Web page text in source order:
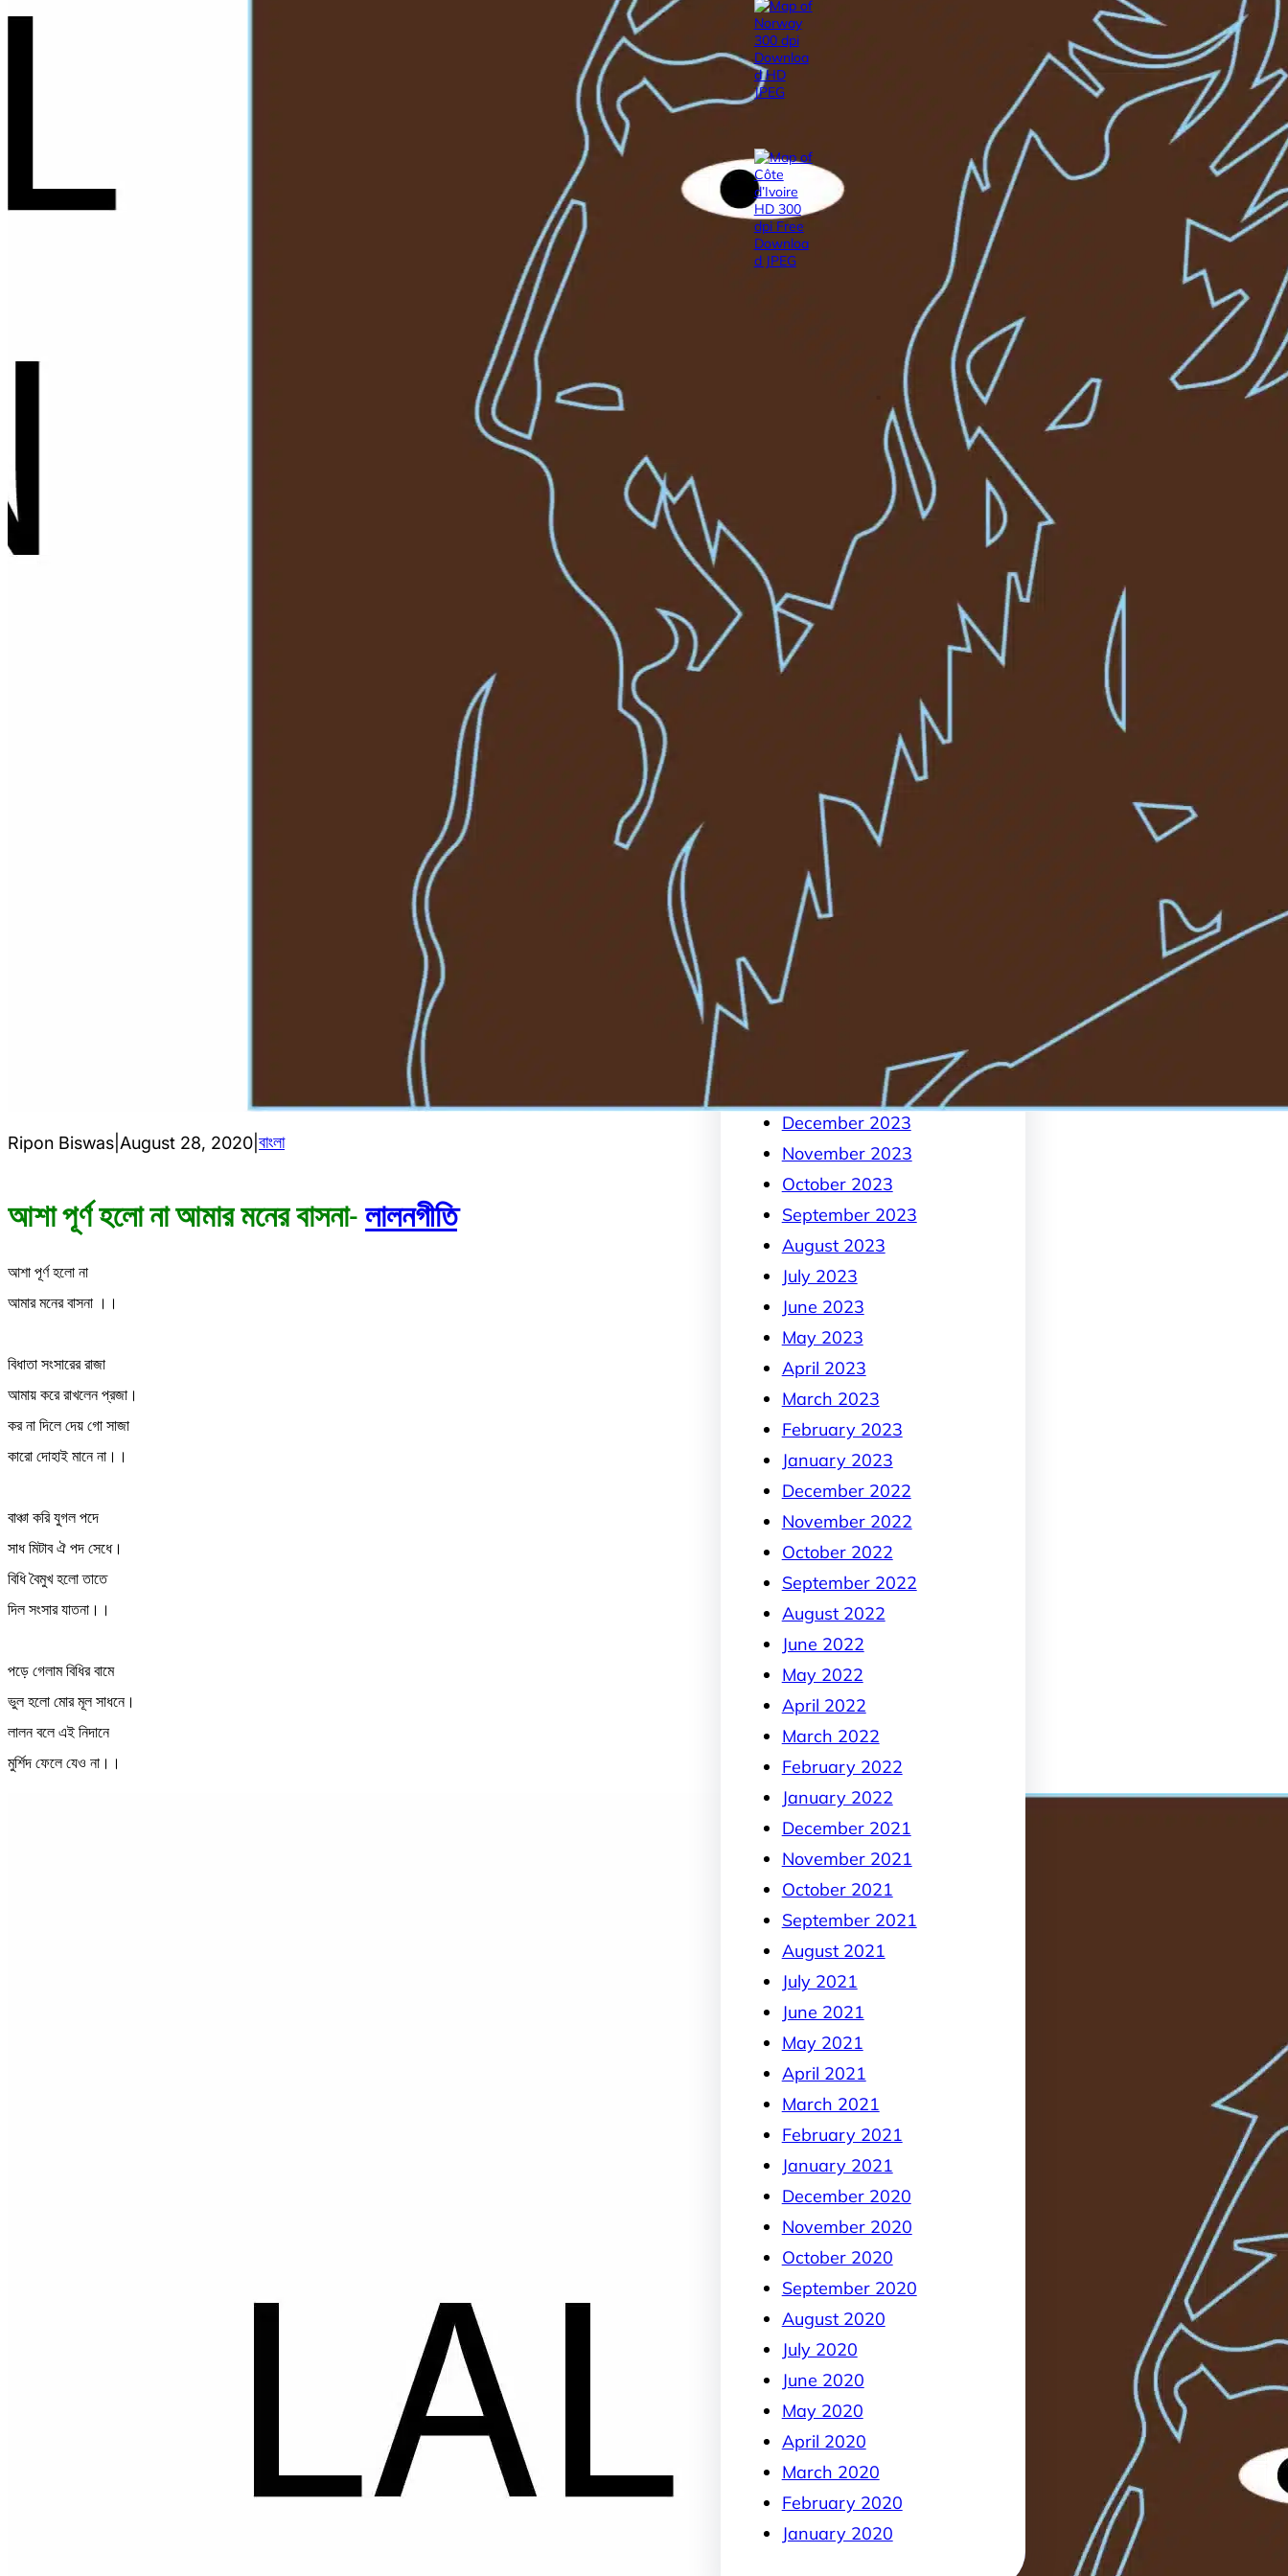
Ripon Biswas August 28, 2020 বাংলা
আশা পূর্ণ হলো না আমার মনের বাসনা-লালনগীতি
আশা পূর্ণ হলো না
আমার মনের বাসনা ।।
বিধাতা সংসারের রাজা
আমায় করে রাখলেন প্রজা।
কর না দিলে দেয় গো সাজা
কারো দোহাই মানে না।।
বাঞ্চা করি যুগল পদে
সাধ মিটাব ঐ পদ সেধে।
বিধি বৈমুখ হলো তাতে
দিল সংসার যাতনা।।
পড়ে গেলাম বিধির বামে
ভুল হলো মোর মূল সাধনে।
লালন বলে এই নিদানে
মুর্শিদ ফেলে যেও না।।
Map of Côte d’Ivoire HD 300
dpi Free Download JPEG
Download this Map of
Côte d’Ivoire HD 300 dpi
May 2026
April 2026
June 2025
May 2025
April 2025
December 2024
November 2024
October 2024
September 2024
August 2024
July 2024
June 2024
May 2024
April 2024
February 2024
January 2024
December 2023
November 2023
October 2023
September 2023
August 2023
July 2023
June 2023
May 2023
April 2023
March 2023
February 2023
January 2023
December 2022
November 2022
October 2022
September 2022
August 2022
June 2022
May 2022
April 2022
March 2022
February 2022
January 2022
December 2021
November 2021
October 2021
September 2021
August 2021
July 2021
June 2021
May 2021
April 2021
March 2021
February 2021
January 2021
December 2020
November 2020
October 2020
September 2020
August 2020
July 2020
June 2020
May 2020
April 2020
March 2020
February 2020
January 2020